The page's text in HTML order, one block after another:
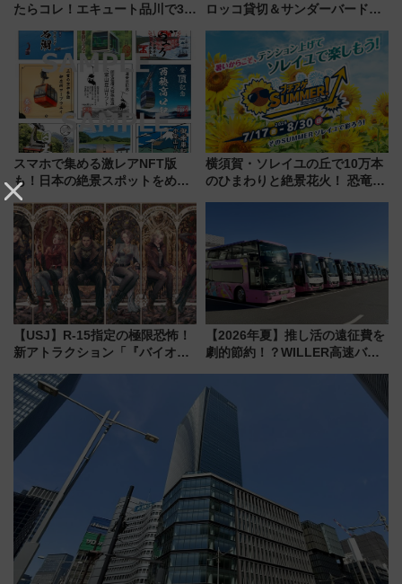
たらコレ！エキュート品川で3年
産スイーツとは？
ロッコ貸切＆サンダーバードレ
斉藤雪乃＆福原トシヒロと行
く！9月13日「京都の鉄道満喫
ツアー」開催
スマホで集める激レアNFT版
も！日本の絶景スポットをめぐ
って集める「索道印(さくどうい
ん)」企画がスタート
横須賀・ソレイユの丘で10万本
のひまわりと絶景花火！ 恐竜や
7月17日～開催）
【USJ】R-15指定の極限恐怖！
新アトラクション「『バイオハ
ブ」今秋登場 ―予測不能の恐
怖に泣き叫べ―
【2026年夏】推し活の遠征費を
劇的節約！？WILLER高速バス
温泉の最強ルート 予約期間・
対象路線まとめ